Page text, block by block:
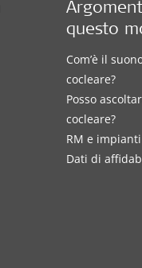
questo
Com’è il
cocleare?
Posso
cocleare?
RM e
Dati di